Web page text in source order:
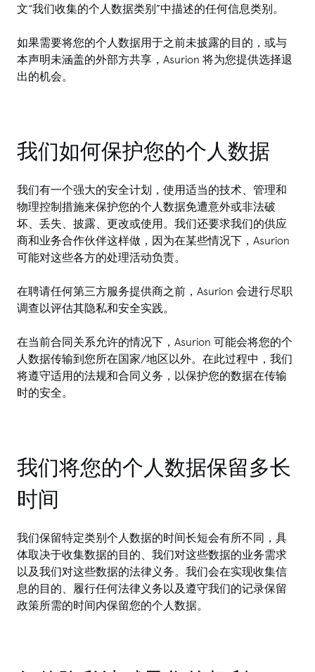
文“我们收集的个人数据类别”中描述的任何信息类别。
如果需要将您的个人数据用于之前未披露的目的，或与
本声明未涵盖的外部方共享，Asurion 将为您提供选择退
出的机会。
我们如何保护您的个人数据
我们有一个强大的安全计划，使用适当的技术、管理和
物理控制措施来保护您的个人数据免遭意外或非法破
坏、丢失、披露、更改或使用。我们还要求我们的供应
商和业务合作伙伴这样做，因为在某些情况下，Asurion
可能对这些各方的处理活动负责。
在聘请任何第三方服务提供商之前，Asurion 会进行尽职
调查以评估其隐私和安全实践。
在当前合同关系允许的情况下，Asurion 可能会将您的个
人数据传输到您所在国家/地区以外。在此过程中，我们
将遵守适用的法规和合同义务，以保护您的数据在传输
时的安全。
我们将您的个人数据保留多长
时间
我们保留特定类别个人数据的时间长短会有所不同，具
体取决于收集数据的目的、我们对这些数据的业务需求
以及我们对这些数据的法律义务。我们会在实现收集信
息的目的、履行任何法律义务以及遵守我们的记录保留
政策所需的时间内保留您的个人数据。